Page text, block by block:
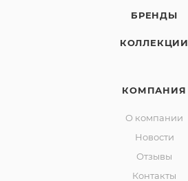
БРЕНДЫ
КОЛЛЕКЦИИ
КОМПАНИЯ
О компании
Новости
Отзывы
Контакты